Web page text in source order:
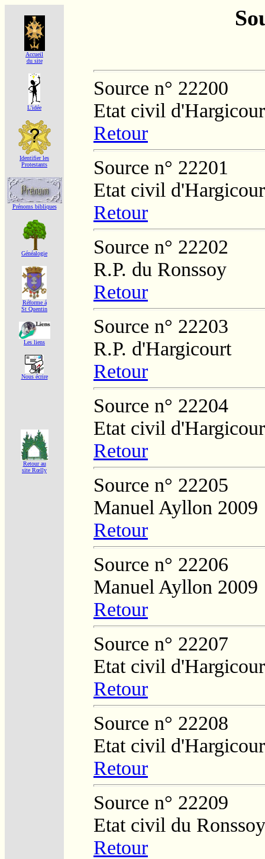
Accueil
du site
L'idée
Identifier les
Protestants
Prénoms bibliques
Généalogie
Réforme á
St Quentin
Les liens
Nous écrire
Retour au
site Rœlly
Source n° 22200
Etat civil
Retour
Source n° 22201
Etat civil
Retour
Source n° 22202
R.P. du Ronssoy
Retour
Source n° 22203
R.P. d'Hargicourt
Retour
Source n° 22204
Etat civil
Retour
Source n° 22205
Manuel Ayllon 2009
Retour
Source n° 22206
Manuel Ayllon 2009
Retour
Source n° 22207
Etat civil
Retour
Source n° 22208
Etat civil
Retour
Source n° 22209
Etat civil du Ronssoy
Retour